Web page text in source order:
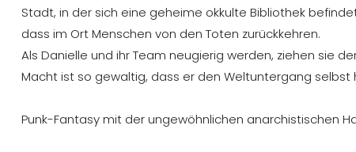
Stadt, in der sich eine geheime okkulte Bibliothek
dass im Ort Menschen von den Toten zurückkehren.
Als Danielle und ihr Team neugierig werden, ziehen sie
Macht ist so gewaltig, dass er den Weltuntergang
Punk-Fantasy mit der ungewöhnlichen anarchistischen